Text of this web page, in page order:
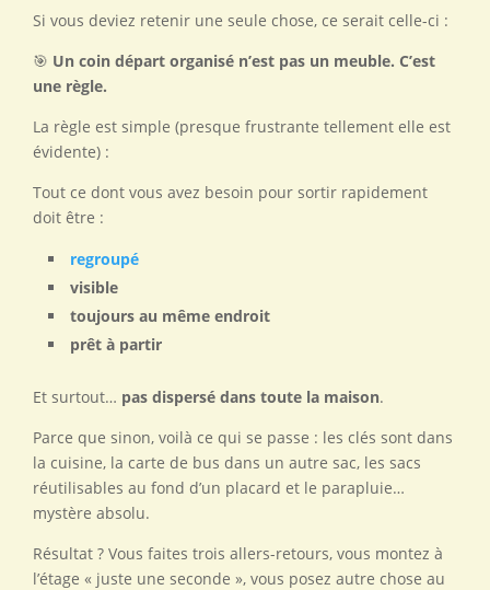
Si vous deviez retenir une seule chose, ce serait celle-ci :
🎯 Un coin départ organisé n’est pas un meuble. C’est
une règle.
La règle est simple (presque frustrante tellement elle est
évidente) :
Tout ce dont vous avez besoin pour sortir rapidement
doit être :
regroupé
visible
toujours au même endroit
prêt à partir
Et surtout… pas dispersé dans toute la maison.
Parce que sinon, voilà ce qui se passe : les clés sont dans
la cuisine, la carte de bus dans un autre sac, les sacs
réutilisables au fond d’un placard et le parapluie…
mystère absolu.
Résultat ? Vous faites trois allers-retours, vous montez à
l’étage « juste une seconde », vous posez autre chose au